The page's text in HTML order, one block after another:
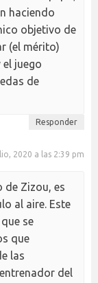
haciendo
objetivo de
(el mérito)
el juego
de
Responder
2020 a las 2:39 pm
de Zizou, es
al aire. Este
se
que
las
del